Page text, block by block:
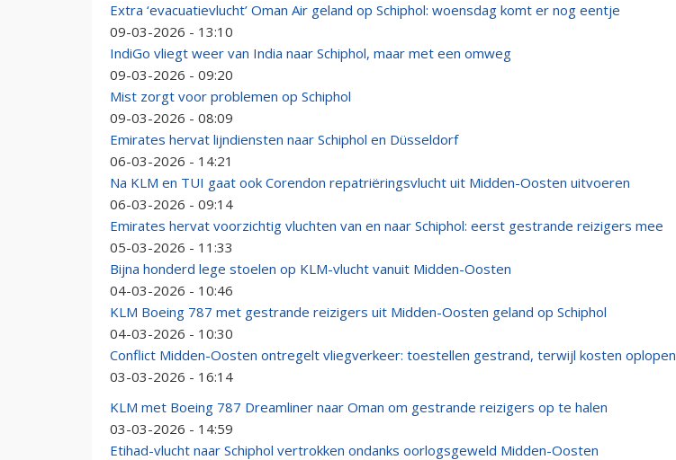
Extra ‘evacuatievlucht’ Oman Air geland op Schiphol: woensdag komt er nog eentje
09-03-2026 - 13:10
IndiGo vliegt weer van India naar Schiphol, maar met een omweg
09-03-2026 - 09:20
Mist zorgt voor problemen op Schiphol
09-03-2026 - 08:09
Emirates hervat lijndiensten naar Schiphol en Düsseldorf
06-03-2026 - 14:21
Na KLM en TUI gaat ook Corendon repatriëringsvlucht uit Midden-Oosten uitvoeren
06-03-2026 - 09:14
Emirates hervat voorzichtig vluchten van en naar Schiphol: eerst gestrande reizigers mee
05-03-2026 - 11:33
Bijna honderd lege stoelen op KLM-vlucht vanuit Midden-Oosten
04-03-2026 - 10:46
KLM Boeing 787 met gestrande reizigers uit Midden-Oosten geland op Schiphol
04-03-2026 - 10:30
Conflict Midden-Oosten ontregelt vliegverkeer: toestellen gestrand, terwijl kosten oplopen
03-03-2026 - 16:14
KLM met Boeing 787 Dreamliner naar Oman om gestrande reizigers op te halen
03-03-2026 - 14:59
Etihad-vlucht naar Schiphol vertrokken ondanks oorlogsgeweld Midden-Oosten